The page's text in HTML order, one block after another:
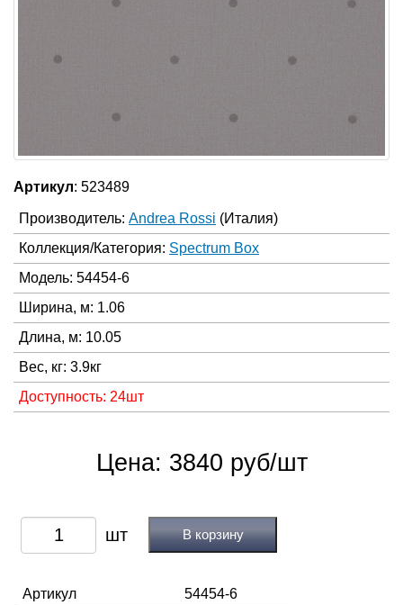
Артикул: 523489
Производитель: Andrea Rossi (Италия)
Коллекция/Категория: Spectrum Box
Модель: 54454-6
Ширина, м: 1.06
Длина, м: 10.05
Вес, кг: 3.9кг
Доступность: 24шт
Цена: 3840 руб/шт
В корзину
Артикул
54454-6